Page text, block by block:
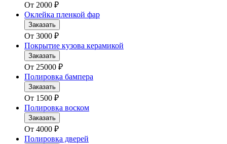
От 2000 ₽
Оклейка пленкой фар
Заказать
От 3000 ₽
Покрытие кузова керамикой
Заказать
От 25000 ₽
Полировка бампера
Заказать
От 1500 ₽
Полировка воском
Заказать
От 4000 ₽
Полировка дверей